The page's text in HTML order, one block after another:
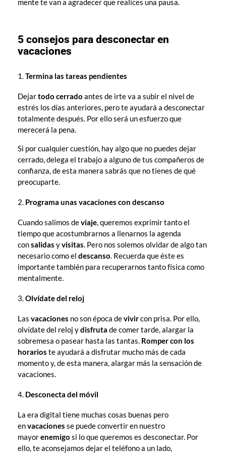
mente te van a agradecer que realices una pausa.
5 consejos para desconectar en
vacaciones
Termina las tareas pendientes
Dejartodo cerrado antes de irte va a subir el nivel de
estrés los días anteriores, pero te ayudará a desconectar
totalmente después. Por ello será un esfuerzo que
merecerá la pena.
Si por cualquier cuestión, hay algo que no puedes dejar
cerrado, delega el trabajo a alguno de tus compañeros de
confianza, de esta manera sabrás que no tienes de qué
preocuparte.
Programa unas vacaciones con descanso
Cuando salimos deviaje, queremos exprimir tanto el
tiempo que acostumbrarnos a llenarnos la agenda
consalidas yvisitas. Pero nos solemos olvidar de algo tan
necesario como el descanso. Recuerda que éste es
importante también para recuperarnos tanto física como
mentalmente.
Olvídate del reloj
Las vacaciones no son época devivircon prisa. Por ello,
olvídate del reloj ydisfruta de comer tarde, alargar la
sobremesa o pasear hasta las tantas. Romper con los
horarios te ayudará a disfrutar mucho más de cada
momento y, de esta manera, alargar más la sensación de
vacaciones.
Desconecta del móvil
La era digital tiene muchas cosas buenas pero
envacaciones se puede convertir en nuestro
mayorenemigo si lo que queremos es desconectar. Por
ello, te aconsejamos dejar el teléfono a un lado,